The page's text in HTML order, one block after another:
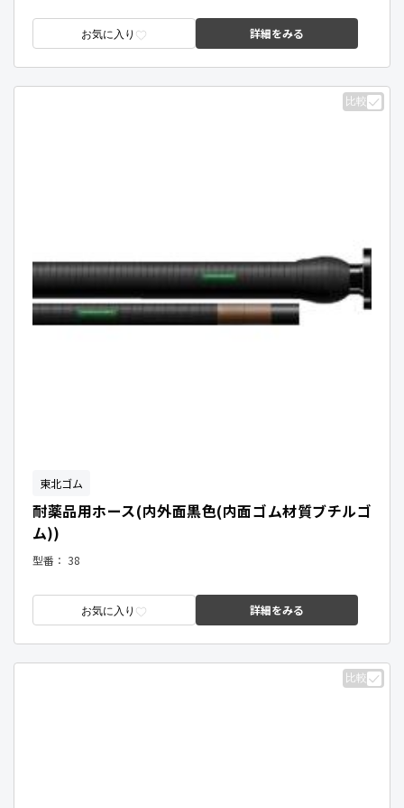
お気に入り 詳細をみる
比較
東北ゴム
耐薬品用ホース(内外面黒色(内面ゴム材質ブチルゴ
ム))
型番： 38
お気に入り 詳細をみる
比較